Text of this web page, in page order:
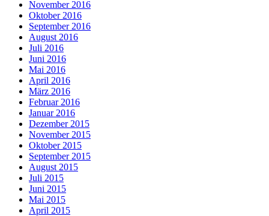
November 2016
Oktober 2016
September 2016
August 2016
Juli 2016
Juni 2016
Mai 2016
April 2016
März 2016
Februar 2016
Januar 2016
Dezember 2015
November 2015
Oktober 2015
September 2015
August 2015
Juli 2015
Juni 2015
Mai 2015
April 2015